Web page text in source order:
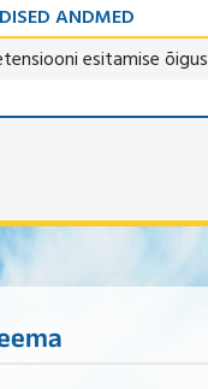
ANDMED
esitamise õigus